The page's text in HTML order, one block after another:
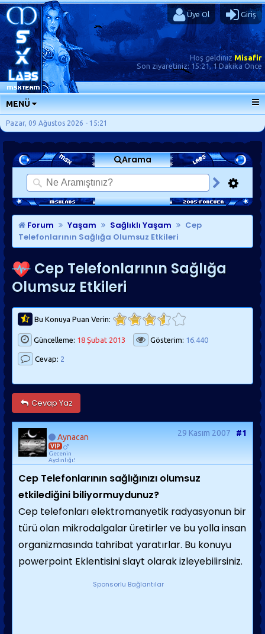
Üye Ol Giriş
Hoş geldinizMisafir
Son ziyaretiniz: 15:21, 1 Dakika Önce
MENÜ
ANA SAYFA
FORUMLAR
SORU-CEVAP
GÜNLÜKLER
SON MESAJLAR
KISAYOLLAR
Pazar, 09 Ağustos 2026 - 15:21
Arama
Forum Yaşam Sağlıklı Yaşam
Cep
Telefonlarının Sağlığa Olumsuz Etkileri
Cep Telefonlarının Sağlığa
Olumsuz Etkileri
Bu Konuya Puan Verin:
Güncelleme: 18 Şubat 2013 Gösterim: 16.440
Cevap: 2
Cevap Yaz
Aynacan
VIP
Gecenin
Aydınlığı!
29 Kasım 2007 #1
Cep Telefonlarının sağlığınızı olumsuz
etkilediğini biliyormuydunuz?
Cep telefonları elektromanyetik radyasyonun bir
türü olan mikrodalgalar üretirler ve bu yolla insan
organizmasında tahribat yaratırlar. Bu konuyu
powerpoint Eklentisini slayt olarak izleyebilirsiniz.
Sponsorlu Bağlantılar